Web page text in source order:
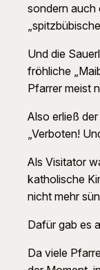
sondern auch
Und die
fröhliche
Pfarrer meist
Also erließ
„Verboten!
Als Visitator
katholische
nicht mehr
Dafür gab es
Da viele